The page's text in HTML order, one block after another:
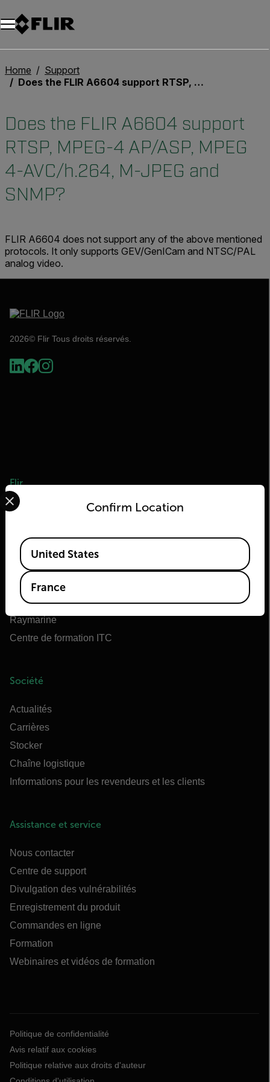
Unread messages
Modèle
Supprimer
articles
article
Ajouter au panier
Ajouté au panier
Home
Support
Does the FLIR A6604 support RTSP, MPEG-4 AP/ASP, MPEG 4-AVC/h.264, M-JPEG and SNMP?
Does the FLIR A6604 support
RTSP, MPEG-4 AP/ASP, MPEG
4-AVC/h.264, M-JPEG and
SNMP?
FLIR A6604 does not support any of the above mentioned
protocols. It only supports GEV/GenICam and NTSC/PAL
analog video.
2026© Flir Tous droits réservés.
Flir
À propos de Flir
Teledyne FLIR Defense
OEM Teledyne FLIR
Flir Marine
Extech
Raymarine
Centre de formation ITC
Société
Actualités
Carrières
Stocker
Chaîne logistique
Informations pour les revendeurs et les clients
Assistance et service
Nous contacter
Centre de support
Divulgation des vulnérabilités
Enregistrement du produit
Commandes en ligne
Formation
Webinaires et vidéos de formation
Politique de confidentialité
Avis relatif aux cookies
Politique relative aux droits d'auteur
Confirm Location
Select your preferred country and language from the
Available Locations
United States
France